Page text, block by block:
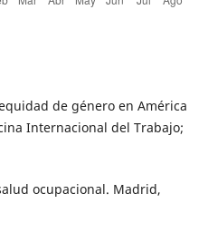
de género en América
Internacional del Trabajo;
ocupacional. Madrid,